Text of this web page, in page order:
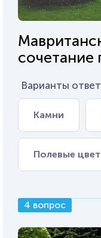
сочетание
Варианты
Камни
Полевые
4 вопрос